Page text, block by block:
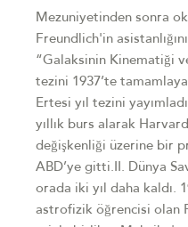
Mezuniyetinden sonra
Freundlich'in
“Galaksinin Kinematiği
tezini 1937’te
Ertesi yıl tezini
yıllık burs alarak Harvard
değişkenliği üzerine bir
ABD’ye gitti.II. Dünya
orada iki yıl daha kaldı.
astrofizik öğrencisi olan